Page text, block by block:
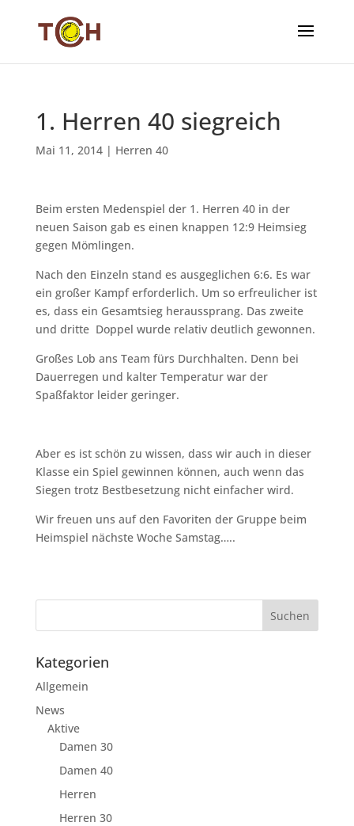
1. Herren 40 siegreich
Mai 11, 2014| Herren 40
Beim ersten Medenspiel der 1. Herren 40 in der
neuen Saison gab es einen knappen 12:9 Heimsieg
gegen Mömlingen.
Nach den Einzeln stand es ausgeglichen 6:6. Es war
ein großer Kampf erforderlich. Um so erfreulicher ist
es, dass ein Gesamtsieg heraussprang. Das zweite
und dritte Doppel wurde relativ deutlich gewonnen.
Großes Lob ans Team fürs Durchhalten. Denn bei
Dauerregen und kalter Temperatur war der
Spaßfaktor leider geringer.
Aber es ist schön zu wissen, dass wir auch in dieser
Klasse ein Spiel gewinnen können, auch wenn das
Siegen trotz Bestbesetzung nicht einfacher wird.
Wir freuen uns auf den Favoriten der Gruppe beim
Heimspiel nächste Woche Samstag…..
Kategorien
Allgemein
News
Aktive
Damen 30
Damen 40
Herren
Herren 30